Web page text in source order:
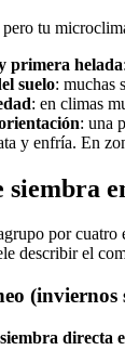
tu
primera helada
suelo: muchas
: en climas
: una
y enfría. En
siembra
por
describir el
(inviernos
directa